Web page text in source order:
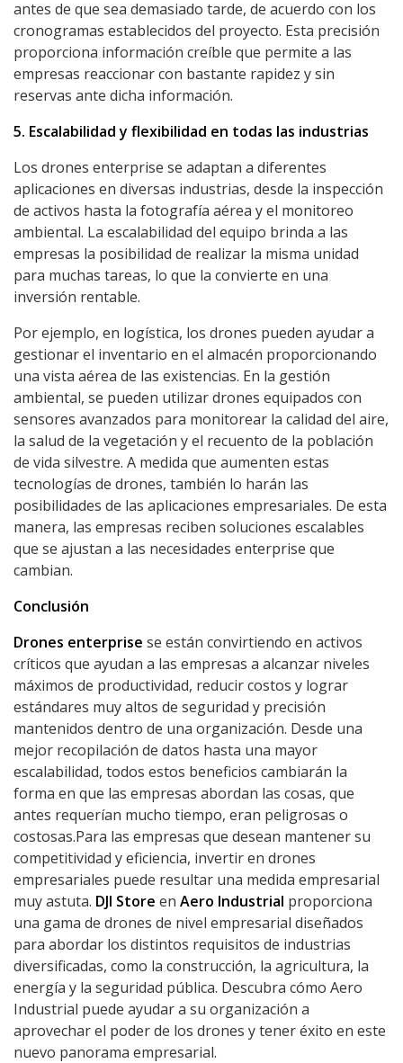
antes de que sea demasiado tarde, de acuerdo con los
cronogramas establecidos del proyecto. Esta precisión
proporciona información creíble que permite a las
empresas reaccionar con bastante rapidez y sin
reservas ante dicha información.
5. Escalabilidad y flexibilidad en todas las industrias
Los drones enterprise se adaptan a diferentes
aplicaciones en diversas industrias, desde la inspección
de activos hasta la fotografía aérea y el monitoreo
ambiental. La escalabilidad del equipo brinda a las
empresas la posibilidad de realizar la misma unidad
para muchas tareas, lo que la convierte en una
inversión rentable.
Por ejemplo, en logística, los drones pueden ayudar a
gestionar el inventario en el almacén proporcionando
una vista aérea de las existencias. En la gestión
ambiental, se pueden utilizar drones equipados con
sensores avanzados para monitorear la calidad del aire,
la salud de la vegetación y el recuento de la población
de vida silvestre. A medida que aumenten estas
tecnologías de drones, también lo harán las
posibilidades de las aplicaciones empresariales. De esta
manera, las empresas reciben soluciones escalables
que se ajustan a las necesidades enterprise que
cambian.
Conclusión
Drones enterprise se están convirtiendo en activos
críticos que ayudan a las empresas a alcanzar niveles
máximos de productividad, reducir costos y lograr
estándares muy altos de seguridad y precisión
mantenidos dentro de una organización. Desde una
mejor recopilación de datos hasta una mayor
escalabilidad, todos estos beneficios cambiarán la
forma en que las empresas abordan las cosas, que
antes requerían mucho tiempo, eran peligrosas o
costosas.Para las empresas que desean mantener su
competitividad y eficiencia, invertir en drones
empresariales puede resultar una medida empresarial
muy astuta. DJI Store en Aero Industrial proporciona
una gama de drones de nivel empresarial diseñados
para abordar los distintos requisitos de industrias
diversificadas, como la construcción, la agricultura, la
energía y la seguridad pública. Descubra cómo Aero
Industrial puede ayudar a su organización a
aprovechar el poder de los drones y tener éxito en este
nuevo panorama empresarial.